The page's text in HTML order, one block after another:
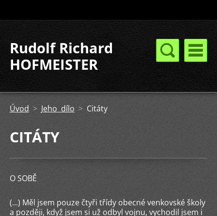
Rudolf Richard
HOFMEISTER
Úvod > Jeho dílo > Citáty
CITÁTY
O SOBĚ
(...) Měl jsem pouze čtyři třídy obecné venkovské školy
a později, když jsem si už odbyl vojnu, vychodil jsem i